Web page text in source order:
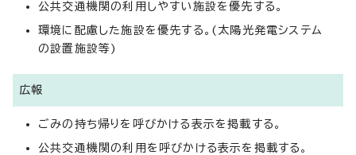
公共交通機関の利用しやすい施設を優先する。
環境に配慮した施設を優先する。(太陽光発電システム
の設置施設等)
広報
ごみの持ち帰りを呼びかける表示を掲載する。
公共交通機関の利用を呼びかける表示を掲載する。